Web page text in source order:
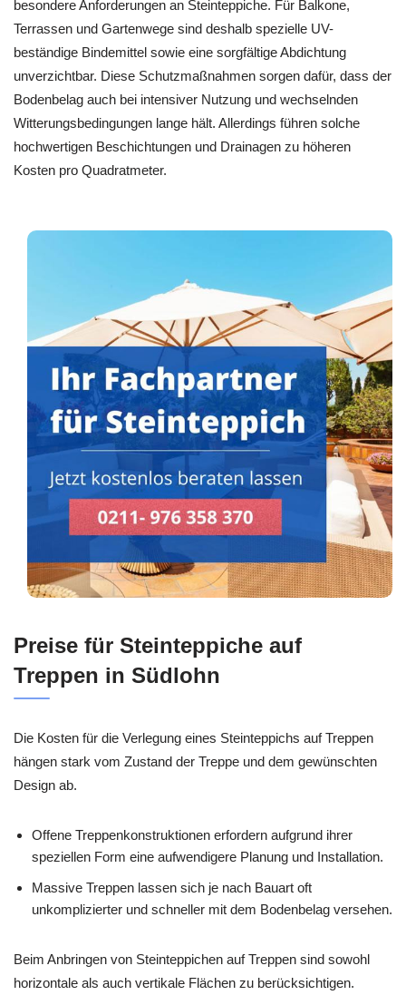
besondere Anforderungen an Steinteppiche. Für Balkone,
Terrassen und Gartenwege sind deshalb spezielle UV-
beständige Bindemittel sowie eine sorgfältige Abdichtung
unverzichtbar. Diese Schutzmaßnahmen sorgen dafür, dass der
Bodenbelag auch bei intensiver Nutzung und wechselnden
Witterungsbedingungen lange hält. Allerdings führen solche
hochwertigen Beschichtungen und Drainagen zu höheren
Kosten pro Quadratmeter.
Preise für Steinteppiche auf
Treppen in Südlohn
Die Kosten für die Verlegung eines Steinteppichs auf Treppen
hängen stark vom Zustand der Treppe und dem gewünschten
Design ab.
Offene Treppenkonstruktionen erfordern aufgrund ihrer
speziellen Form eine aufwendigere Planung und Installation.
Massive Treppen lassen sich je nach Bauart oft
unkomplizierter und schneller mit dem Bodenbelag versehen.
Beim Anbringen von Steinteppichen auf Treppen sind sowohl
horizontale als auch vertikale Flächen zu berücksichtigen.